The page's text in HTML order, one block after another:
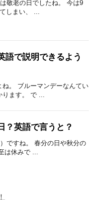
敬老の日でしたね。 今は9
しまい、 ...
語で説明できるよう
ね。 ブルーマンデーなんてい
ります。 で ...
？英語で言うと？
ですね。 春分の日や秋分の
は休みで ...